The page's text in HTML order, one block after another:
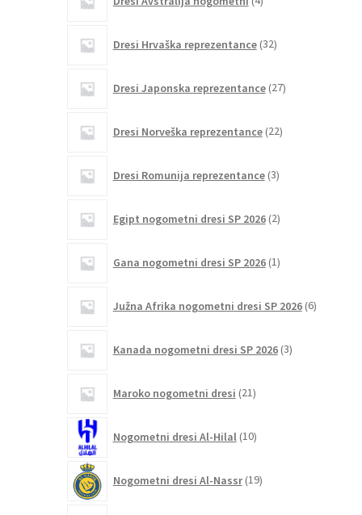
izdelki
Dresi Hrvaška reprezentance 32izdelkov
Dresi Japonska reprezentance 27izdelkov
Dresi Norveška reprezentance 22izdelkov
Dresi Romunija reprezentance 3izdelki
Egipt nogometni dresi SP 2026 2izdelka
Gana nogometni dresi SP 2026 1izdelek
Južna Afrika nogometni dresi SP 2026 6izdelkov
Kanada nogometni dresi SP 2026 3izdelki
Maroko nogometni dresi 21izdelkov
Nogometni dresi Al-Hilal 10izdelkov
Nogometni dresi Al-Nassr 19izdelkov